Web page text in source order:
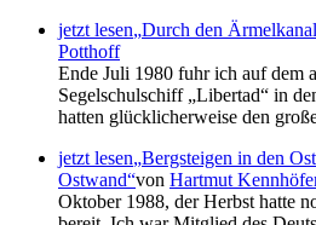
jetzt lesen Durch den
Potthoff
Ende Juli 1980 fuhr ich auf dem
Segelschulschiff Libertad
in
hatten glücklicherweise den
jetzt lesen Bergsteigen in den
Ostwand von Hartmut
Oktober 1988, der Herbst hatte